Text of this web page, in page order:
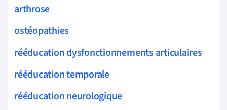
arthrose
ostéopathies
rééducation dysfonctionnements articulaires
rééducation temporale
rééducation neurologique